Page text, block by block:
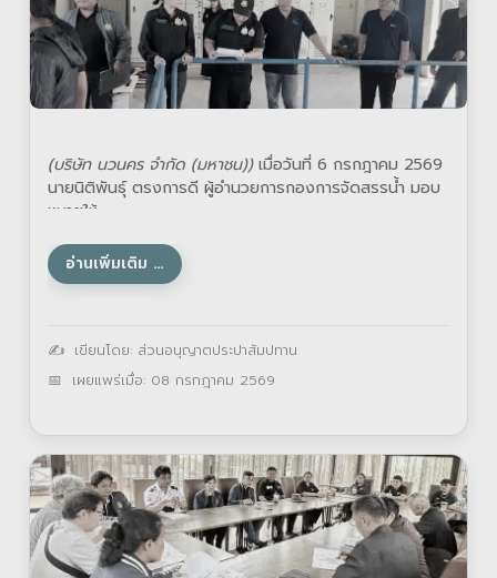
(บริษัท นวนคร จำกัด (มหาชน))เมื่อวันที่ 6 กรกฎาคม 2569
นายนิติพันธุ์ ตรงการดี ผู้อำนวยการกองการจัดสรรน้ำ มอบ
หมายให้
รายละเอียด
เขียนโดย: ส่วนอนุญาตประปาสัมปทาน
เผยแพร่เมื่อ: 08 กรกฎาคม 2569
อ่านเพิ่มเติม …